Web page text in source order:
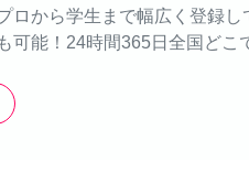
ロから学生まで幅広く登録
可能！24時間365日全国どこ